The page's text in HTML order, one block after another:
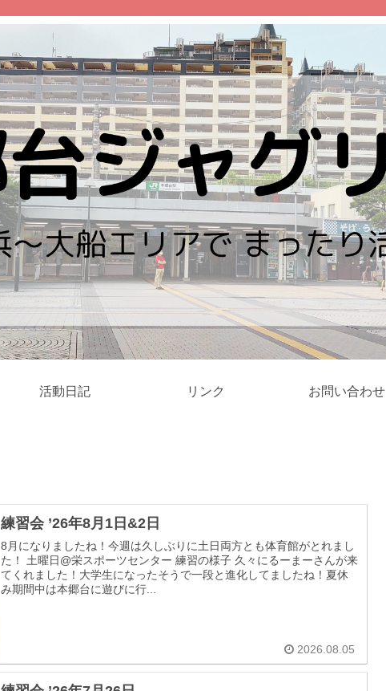
活動日記 リンク お問い合わせ
練習会 ’26年8月1日&2日
8月になりましたね！今週は久しぶりに土日両方とも体育館がとれまし
た！ 土曜日@栄スポーツセンター 練習の様子 久々にるーまーさんが来
てくれました！大学生になったそうで一段と進化してましたね！夏休
み期間中は本郷台に遊びに行...
2026.08.05